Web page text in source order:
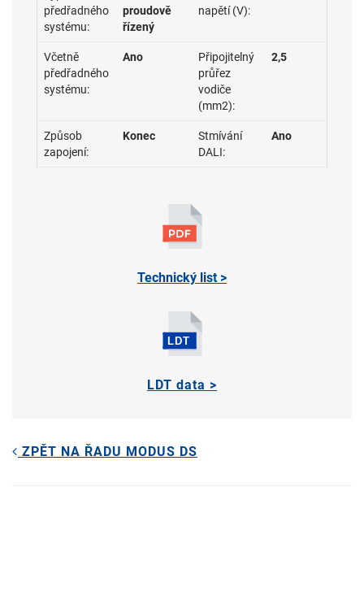
předřadného
systému:
proudově
řízený
napětí (V):
Včetně
předřadného
systému:
Ano
Připojitelný
průřez
vodiče
(mm2):
2,5
Způsob
zapojení:
Konec
Stmívání
DALI:
Ano
Technický list >
LDT data >
ZPĚT NA ŘADU MODUS DS